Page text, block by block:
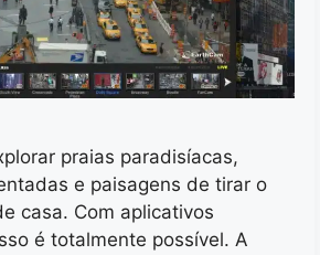
praias paradisíacas,
e paisagens de tirar o
casa. Com aplicativos
é totalmente possível. A